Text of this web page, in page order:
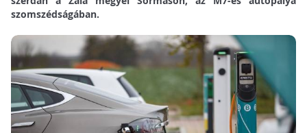
szomszédságában.